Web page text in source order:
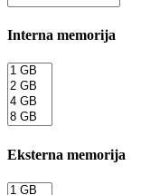
Interna memorija
Eksterna memorija